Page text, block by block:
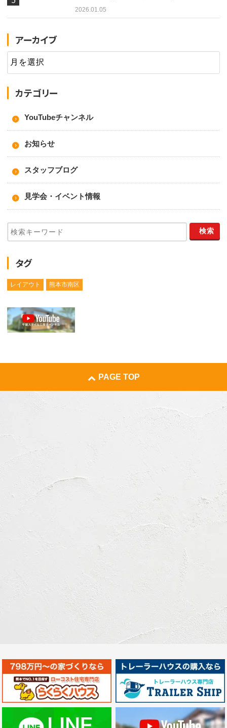
2026.01.05
アーカイブ
カテゴリー
YouTubeチャンネル
お知らせ
スタッフブログ
見学会・イベント情報
タグ
レイアウト 熊本市南区
PAGE TOP